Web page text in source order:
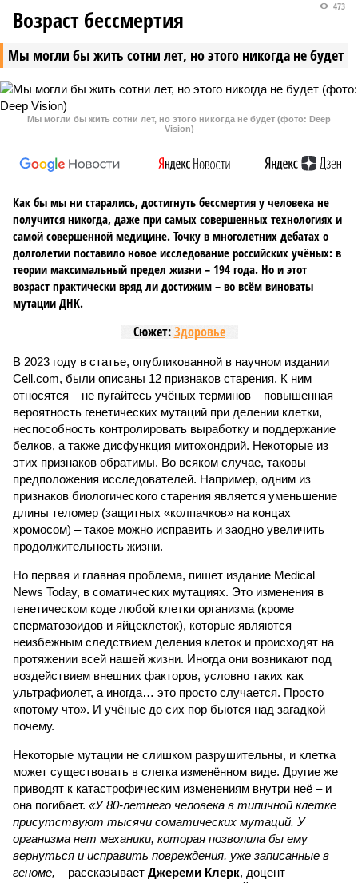
Мы могли бы жить сотни лет, но этого никогда не будет
473
Возраст бессмертия
Мы могли бы жить сотни лет, но этого никогда не будет (фото: Deep
Vision)
Как бы мы ни старались, достигнуть бессмертия у человека не
получится никогда, даже при самых совершенных технологиях и
самой совершенной медицине. Точку в многолетних дебатах о
долголетии поставило новое исследование российских учёных: в
теории максимальный предел жизни – 194 года. Но и этот
возраст практически вряд ли достижим – во всём виноваты
мутации ДНК.
Сюжет:Здоровье
В 2023 году в статье, опубликованной в научном издании
Cell.com, были описаны 12 признаков старения. К ним
относятся – не пугайтесь учёных терминов – повышенная
вероятность генетических мутаций при делении клетки,
неспособность контролировать выработку и поддержание
белков, а также дисфункция митохондрий. Некоторые из
этих признаков обратимы. Во всяком случае, таковы
предположения исследователей. Например, одним из
признаков биологического старения является уменьшение
длины теломер (защитных «колпачков» на концах
хромосом) – такое можно исправить и заодно увеличить
продолжительность жизни.
Но первая и главная проблема, пишет издание Medical
News Today, в соматических мутациях. Это изменения в
генетическом коде любой клетки организма (кроме
сперматозоидов и яйцеклеток), которые являются
неизбежным следствием деления клеток и происходят на
протяжении всей нашей жизни. Иногда они возникают под
воздействием внешних факторов, условно таких как
ультрафиолет, а иногда… это просто случается. Просто
«потому что». И учёные до сих пор бьются над загадкой
почему.
Некоторые мутации не слишком разрушительны, и клетка
может существовать в слегка изменённом виде. Другие же
приводят к катастрофическим изменениям внутри неё – и
она погибает. «У 80-летнего человека в типичной клетке
присутствуют тысячи соматических мутаций. У
организма нет механики, которая позволила бы ему
вернуться и исправить повреждения, уже записанные в
геноме, – рассказывает Джереми Клерк, доцент